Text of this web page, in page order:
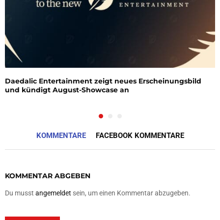
Daedalic Entertainment zeigt neues Erscheinungsbild
und kündigt August-Showcase an
KOMMENTARE FACEBOOK KOMMENTARE
KOMMENTAR ABGEBEN
Du musst angemeldet sein, um einen Kommentar abzugeben.